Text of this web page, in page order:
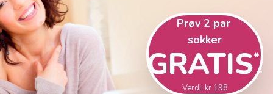
Prøv 2 par
sokker
GRATIS*
!
Verdi: kr 198